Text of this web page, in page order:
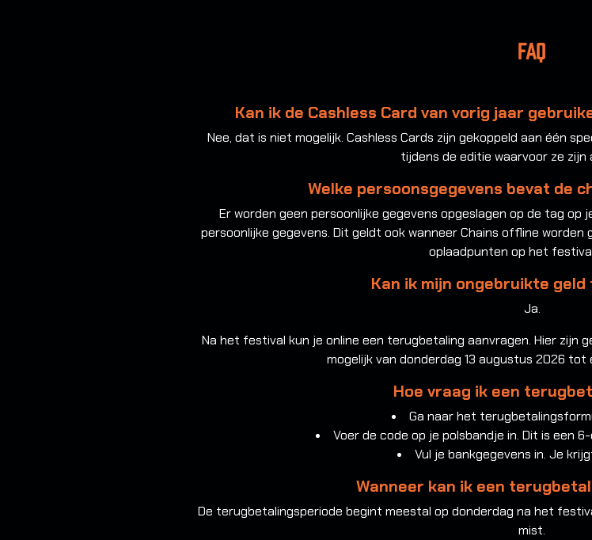
FAQ
Kan ik de Cashless Card van vorig jaar
Nee, dat is niet mogelijk. Cashless Cards zijn gekoppeld aan één
tijdens de editie waarvoor ze zijn
Welke persoonsgegevens bevat de
Er worden geen persoonlijke gegevens opgeslagen op de tag op
persoonlijke gegevens. Dit geldt ook wanneer Chains offline
oplaadpunten op het
Kan ik mijn ongebruikte
Ja.
Na het festival kun je online een terugbetaling aanvragen. Hier zijn
mogelijk van donderdag 13 augustus 2026 tot
Hoe vraag ik een
Ga naar het
Voer de code op je polsbandje in. Dit is een
Vul je bankgegevens in. Je
Wanneer kan ik een
De terugbetalingsperiode begint meestal op donderdag na het
mist.